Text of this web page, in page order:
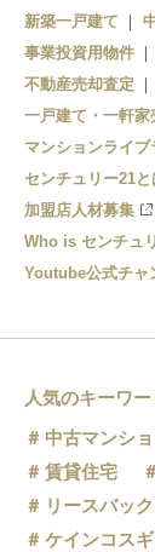
杉田
京急富岡
上大岡
港南中央
上永谷
下永谷
新築一戸建て
事業投資用物件
不動産売却査定
一戸建て・一軒家
マンションライブ
センチュリー21と
加盟店人材募集
Who is センチュ
Youtube公式チャ
人気のキーワー
中古マンシ
賃貸住宅
リースバック
ケインコス